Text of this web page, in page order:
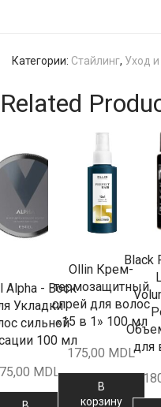
Категории: Стайлинг, Уход и
Related
Alpha - Воск
Укладки
сильной
100 мл
MDL
Ollin Крем-
термозащитный
спрей для волос
«15 в 1» 100 мл
175,00 MDL
В
корзину
Black
для